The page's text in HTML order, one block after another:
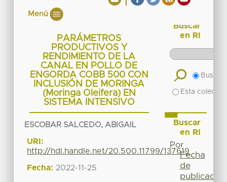
Menú
PARÁMETROS
PRODUCTIVOS Y
RENDIMIENTO DE LA
CANAL EN POLLO DE
ENGORDA COBB 500 CON
INCLUSIÓN DE MORINGA
(Moringa Oleifera) EN
SISTEMA INTENSIVO
ESCOBAR SALCEDO, ABIGAIL
URI:
http://hdl.handle.net/20.500.11799/137619
Fecha: 2022-11-25
Buscar
en RI
Buscar
Esta
Buscar
en RI
Por
Fecha
de
publicación